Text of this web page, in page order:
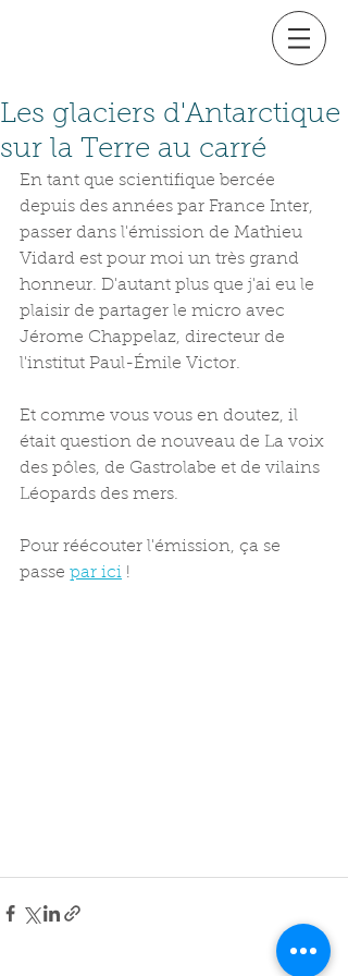
Les glaciers d'Antarctique
sur la Terre au carré
En tant que scientifique bercée
depuis des années par France Inter,
passer dans l'émission de Mathieu
Vidard est pour moi un très grand
honneur. D'autant plus que j'ai eu le
plaisir de partager le micro avec
Jérome Chappelaz, directeur de
l'institut Paul-Émile Victor.
Et comme vous vous en doutez, il
était question de nouveau de La voix
des pôles, de Gastrolabe et de vilains
Léopards des mers.
Pour réécouter l'émission, ça se
passe par ici !